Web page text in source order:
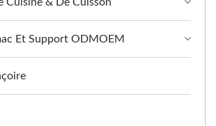
Et Support ODMOEM